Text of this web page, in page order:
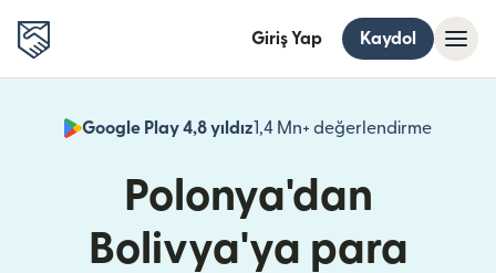
Giriş Yap Kaydol
Google Play 4,8 yıldız1,4 Mn+ değerlendirme
Polonya'dan
Bolivya'ya para